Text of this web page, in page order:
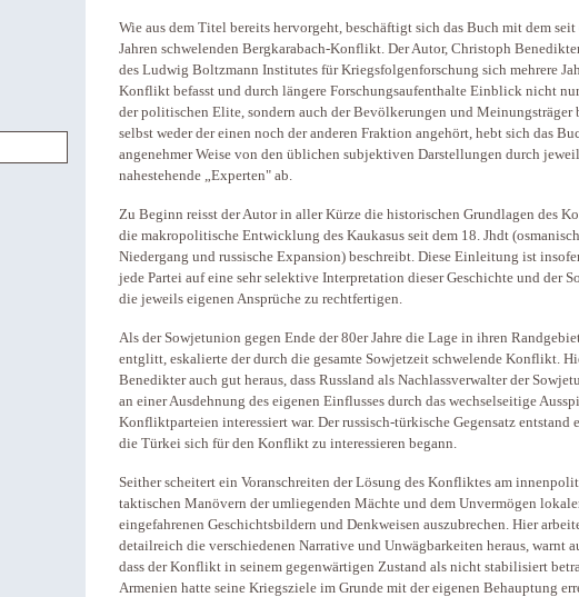
Wie aus dem Titel bereits hervorgeht, beschäftigt sich das Buch mit dem seit
Jahren schwelenden Bergkarabach-Konflikt. Der Autor, Christoph
des Ludwig Boltzmann Institutes für Kriegsfolgenforschung sich mehrere
Konflikt befasst und durch längere Forschungsaufenthalte Einblick nicht
der politischen Elite, sondern auch der Bevölkerungen und Meinungsträger
selbst weder der einen noch der anderen Fraktion angehört, hebt sich das
angenehmer Weise von den üblichen subjektiven Darstellungen durch
nahestehende „Experten" ab.
Zu Beginn reisst der Autor in aller Kürze die historischen Grundlagen des
die makropolitische Entwicklung des Kaukasus seit dem 18. Jhdt
Niedergang und russische Expansion) beschreibt. Diese Einleitung ist
jede Partei auf eine sehr selektive Interpretation dieser Geschichte und der
die jeweils eigenen Ansprüche zu rechtfertigen.
Als der Sowjetunion gegen Ende der 80er Jahre die Lage in ihren
entglitt, eskalierte der durch die gesamte Sowjetzeit schwelende Konflikt.
Benedikter auch gut heraus, dass Russland als Nachlassverwalter der
an einer Ausdehnung des eigenen Einflusses durch das wechselseitige
Konfliktparteien interessiert war. Der russisch-türkische Gegensatz entstand
die Türkei sich für den Konflikt zu interessieren begann.
Seither scheitert ein Voranschreiten der Lösung des Konfliktes am
taktischen Manövern der umliegenden Mächte und dem Unvermögen
eingefahrenen Geschichtsbildern und Denkweisen auszubrechen. Hier
detailreich die verschiedenen Narrative und Unwägbarkeiten heraus, warnt
dass der Konflikt in seinem gegenwärtigen Zustand als nicht stabilisiert
Armenien hatte seine Kriegsziele im Grunde mit der eigenen Behauptung